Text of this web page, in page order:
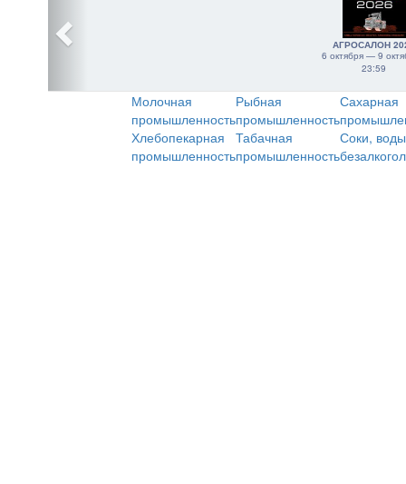
АГРОСАЛОН
6 октября — 9
23:59
Молочная
промышленность
Рыбная
промышленность
Сахарная
Хлебопекарная
промышленность
Табачная
промышленность
Соки,